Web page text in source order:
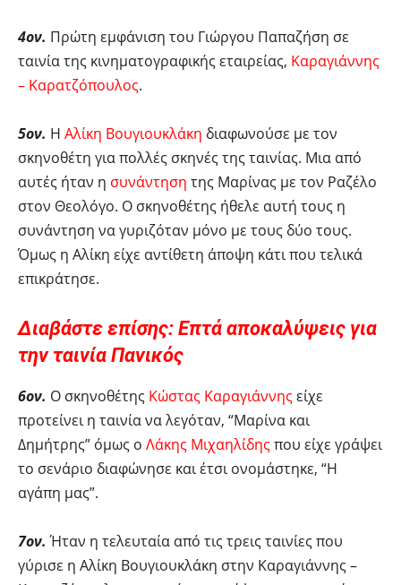
4ον. Πρώτη εμφάνιση του Γιώργου Παπαζήση σε
ταινία της κινηματογραφικής εταιρείας, Καραγιάννης
– Καρατζόπουλος.
5ον. Η Αλίκη Βουγιουκλάκη διαφωνούσε με τον
σκηνοθέτη για πολλές σκηνές της ταινίας. Μια από
αυτές ήταν η συνάντηση της Μαρίνας με τον Ραζέλο
στον Θεολόγο. Ο σκηνοθέτης ήθελε αυτή τους η
συνάντηση να γυριζόταν μόνο με τους δύο τους.
Όμως η Αλίκη είχε αντίθετη άποψη κάτι που τελικά
επικράτησε.
Διαβάστε επίσης: Επτά αποκαλύψεις για
την ταινία Πανικός
6ον. Ο σκηνοθέτης Κώστας Καραγιάννηςείχε
προτείνει η ταινία να λεγόταν, “Μαρίνα και
Δημήτρης” όμως ο Λάκης Μιχαηλίδηςπου είχε γράψει
το σενάριο διαφώνησε και έτσι ονομάστηκε, “Η
αγάπη μας”.
7ον. Ήταν η τελευταία από τις τρεις ταινίες που
γύρισε η Αλίκη Βουγιουκλάκη στην Καραγιάννης –